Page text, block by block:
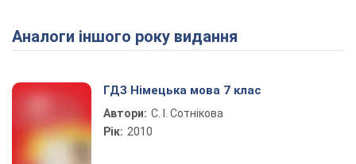
Play Video
Аналоги іншого року видання
ГДЗ Німецька мова 7 клас
Автори: С. І. Сотнікова
Рік: 2010